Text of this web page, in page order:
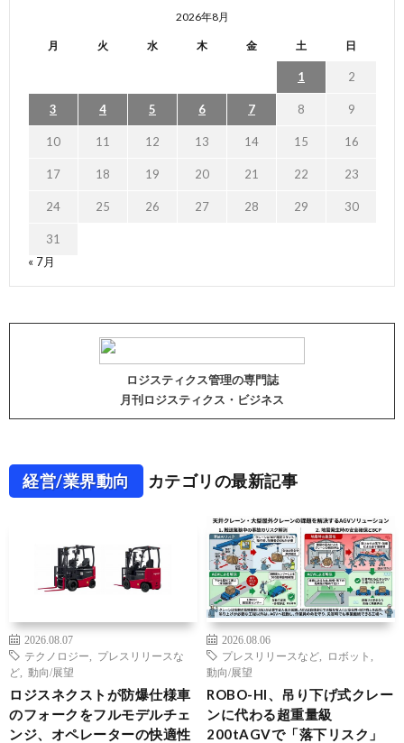
2026年8月
月 火 水 木 金 土 日
1 2
3 4 5 6 7 8 9
10 11 12 13 14 15 16
17 18 19 20 21 22 23
24 25 26 27 28 29 30
31
« 7月
ロジスティクス管理の専門誌
月刊ロジスティクス・ビジネス
経営/業界動向 カテゴリの最新記事
2026.08.07
テクノロジー
プレスリリースな
ど
動向/展望
ロジスネクストが防爆仕様車
のフォークをフルモデルチェ
ンジ、オペレーターの快適性
2026.08.06
プレスリリースなど
ロボット
動向/展望
ROBO-HI、吊り下げ式クレー
ンに代わる超重量級
200tAGVで「落下リスク」